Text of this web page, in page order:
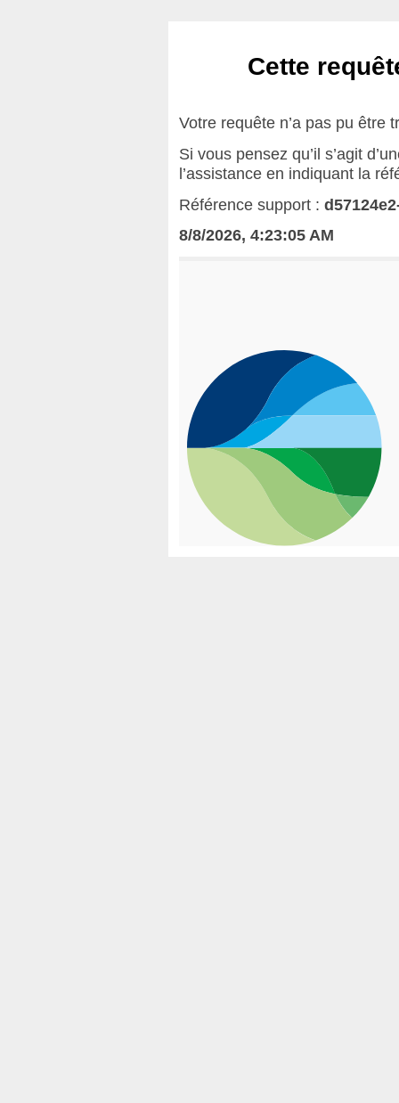
Cette
Votre requête n’a pas pu être
Si vous pensez qu’il s’agit
l’assistance en indiquant la
Référence support :
8/8/2026, 4:23:05 AM